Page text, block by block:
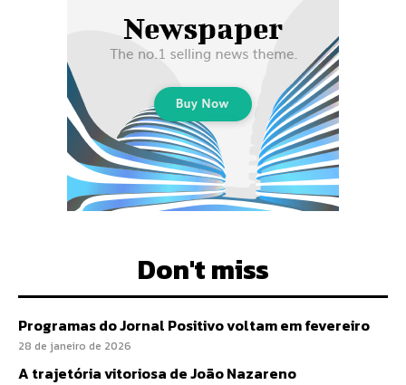
Don't miss
Programas do Jornal Positivo voltam em fevereiro
28 de janeiro de 2026
A trajetória vitoriosa de João Nazareno